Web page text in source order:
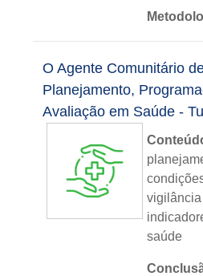
Idioma:
O Agente Comunitário
Planejamento,
Avaliação em Saúde -
vigilância
saúde